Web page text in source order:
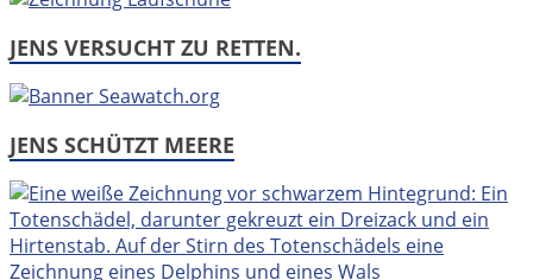
JENS VERSUCHT ZU RETTEN.
JENS SCHÜTZT MEERE